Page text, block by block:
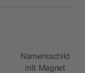
Namensschild
mit Magnet